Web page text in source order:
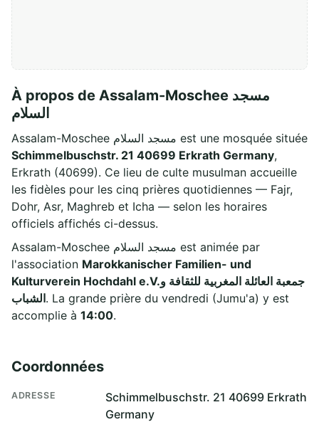
À propos de Assalam-Moschee مسجد
السلام
Assalam-Moschee مسجد السلام est une mosquée située
Schimmelbuschstr. 21 40699 Erkrath Germany,
Erkrath (40699). Ce lieu de culte musulman accueille
les fidèles pour les cinq prières quotidiennes — Fajr,
Dohr, Asr, Maghreb et Icha — selon les horaires
officiels affichés ci-dessus.
Assalam-Moschee مسجد السلام est animée par
l'association Marokkanischer Familien- und
Kulturverein Hochdahl e.V.جمعبة العائلة المغربية للثقافة و
الشباب. La grande prière du vendredi (Jumu'a) y est
accomplie à 14:00.
Coordonnées
ADRESSE
Schimmelbuschstr. 21 40699 Erkrath
Germany